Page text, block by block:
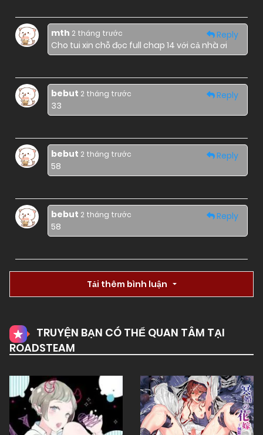
mth 2 tháng trước
Cho tui xin chỗ đọc full chap 14 với cả nhà ơi
Reply
bebut 2 tháng trước
33
Reply
bebut 2 tháng trước
58
Reply
bebut 2 tháng trước
58
Reply
Tải thêm bình luận
TRUYỆN BẠN CÓ THỂ QUAN TÂM TẠI
ROADSTEAM